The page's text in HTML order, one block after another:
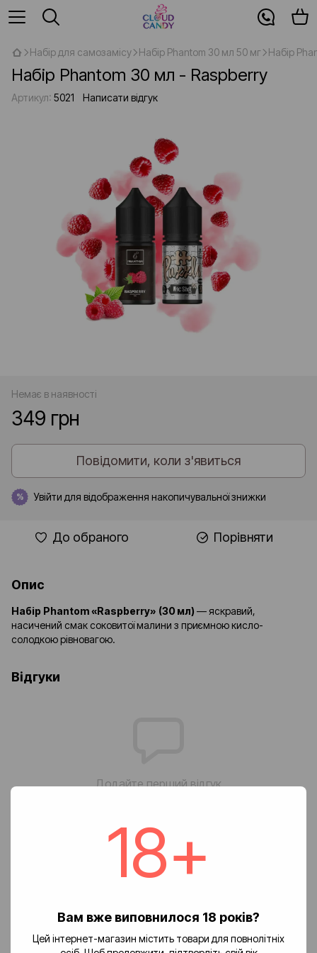
18+
Вам вже виповнилося 18 років?
Цей інтернет-магазин містить товари для повнолітніх
Набір для самозамісу Набір Phantom 30 мл 50 мг Набір
Набір Phantom 30 мл - Raspberry
Артикул: 5021 Написати відгук
Немає в наявності
349 грн
Повідомити, коли з'явиться
% Увійти для відображення накопичувальної знижки
До обраного Порівняти
Опис
Набір Phantom «Raspberry» (30 мл) — яскравий,
насичений смак соковитої малини з приємною кисло-
солодкою рівновагою.
Відгуки
Додайте перший відгук
Написати відгук
Оплата
🚚 Вартість доставки